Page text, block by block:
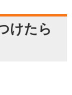
けたら